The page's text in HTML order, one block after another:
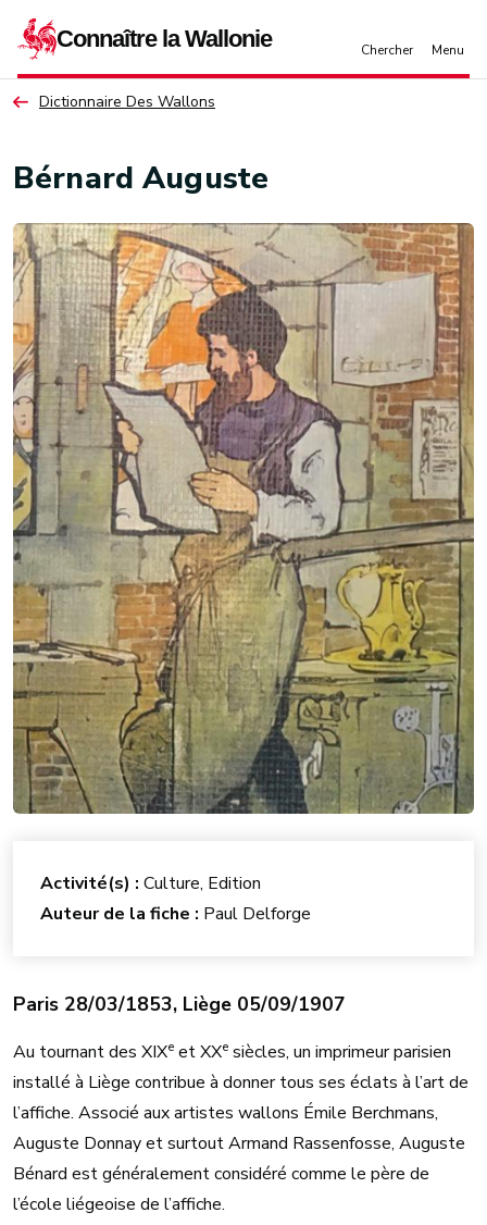
Dictionnaire Des Wallons
Bérnard Auguste
Paris 28/03/1853, Liège 05/09/1907
Au tournant des XIXe et XXe siècles, un imprimeur parisien
installé à Liège contribue à donner tous ses éclats à l’art de
l’affiche. Associé aux artistes wallons Émile Berchmans,
Auguste Donnay et surtout Armand Rassenfosse, Auguste
Bénard est généralement considéré comme le père de
l’école liégeoise de l’affiche.
Activité(s) : Culture, Edition
Auteur de la fiche : Paul Delforge